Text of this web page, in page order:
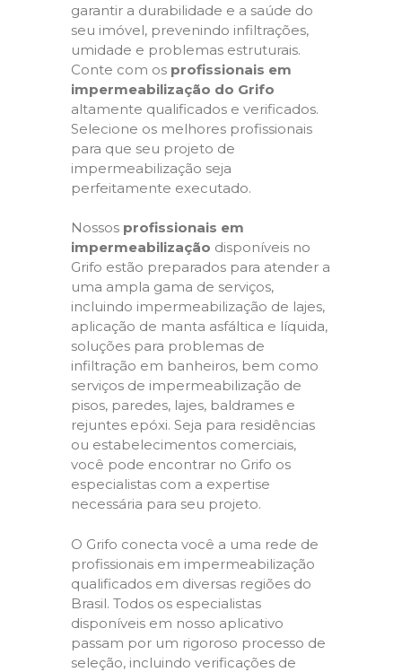
garantir a durabilidade e a saúde do
seu imóvel, prevenindo infiltrações,
umidade e problemas estruturais.
Conte com os profissionais em
impermeabilização do Grifo
altamente qualificados e verificados.
Selecione os melhores profissionais
para que seu projeto de
impermeabilização seja
perfeitamente executado.
Nossos profissionais em
impermeabilização disponíveis no
Grifo estão preparados para atender a
uma ampla gama de serviços,
incluindo impermeabilização de lajes,
aplicação de manta asfáltica e líquida,
soluções para problemas de
infiltração em banheiros, bem como
serviços de impermeabilização de
pisos, paredes, lajes, baldrames e
rejuntes epóxi. Seja para residências
ou estabelecimentos comerciais,
você pode encontrar no Grifo os
especialistas com a expertise
necessária para seu projeto.
O Grifo conecta você a uma rede de
profissionais em impermeabilização
qualificados em diversas regiões do
Brasil. Todos os especialistas
disponíveis em nosso aplicativo
passam por um rigoroso processo de
seleção, incluindo verificações de